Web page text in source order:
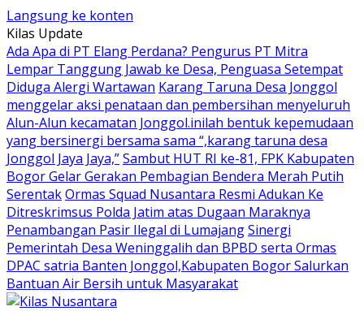
Langsung ke konten
Kilas Update
Ada Apa di PT Elang Perdana? Pengurus PT Mitra
Lempar Tanggung Jawab ke Desa, Penguasa Setempat
Diduga Alergi Wartawan Karang Taruna Desa Jonggol
menggelar aksi penataan dan pembersihan menyeluruh
Alun-Alun kecamatan Jonggol.inilah bentuk kepemudaan
yang bersinergi bersama sama “,karang taruna desa
Jonggol Jaya Jaya,”Sambut HUT RI ke-81, FPK Kabupaten
Bogor Gelar Gerakan Pembagian Bendera Merah Putih
SerentakOrmas Squad Nusantara Resmi Adukan Ke
Ditreskrimsus Polda Jatim atas Dugaan Maraknya
Penambangan Pasir Ilegal di LumajangSinergi
Pemerintah Desa Weninggalih dan BPBD serta Ormas
DPAC satria Banten Jonggol,Kabupaten Bogor Salurkan
Bantuan Air Bersih untuk Masyarakat